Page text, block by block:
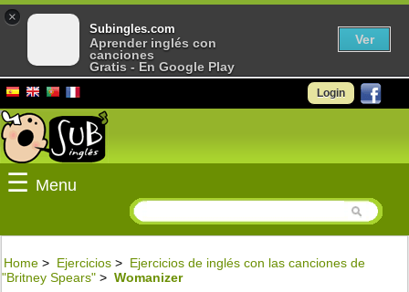
Login
☰ Menu
Home > Ejercicios > Ejercicios de inglés con las canciones de
"Britney Spears" > Womanizer
×
Subingles.com
Aprender inglés con
canciones
Gratis - En Google Play
Ver